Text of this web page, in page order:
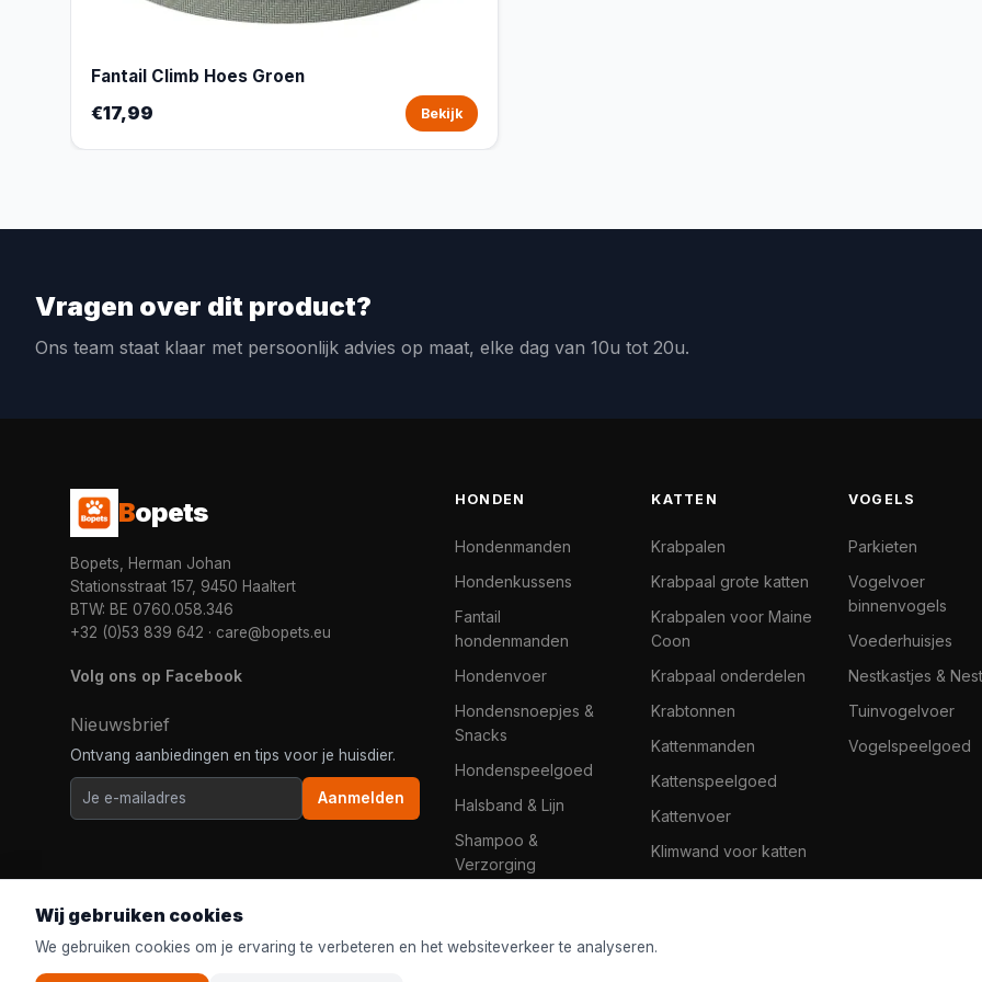
Fantail Climb Hoes Groen
€17,99 Bekijk
Vragen over dit product?
Ons team staat klaar met persoonlijk advies op maat, elke dag van 10u tot 20u.
Bopets
Bopets, Herman Johan
Stationsstraat 157, 9450 Haaltert
BTW: BE 0760.058.346
+32 (0)53 839 642 · care@bopets.eu
Volg ons op Facebook
Nieuwsbrief
Ontvang aanbiedingen en tips voor je huisdier.
Aanmelden
HONDEN
Hondenmanden
Hondenkussens
Fantail
hondenmanden
Hondenvoer
Hondensnoepjes &
Snacks
Hondenspeelgoed
Halsband & Lijn
Shampoo &
Verzorging
KATTEN
Krabpalen
Krabpaal grote katten
Krabpalen voor Maine
Coon
Krabpaal onderdelen
Krabtonnen
Kattenmanden
Kattenspeelgoed
Kattenvoer
Klimwand voor katten
VOGELS
Parkieten
Vogelvoer
binnenvogels
Voederhuisjes
Nestkastjes &
Tuinvogelvoer
Vogelspeelgoed
Wij gebruiken cookies
We gebruiken cookies om je ervaring te verbeteren en het websiteverkeer te analyseren.